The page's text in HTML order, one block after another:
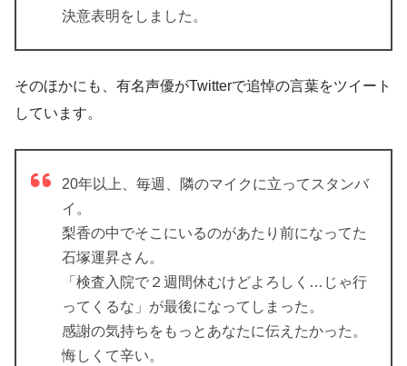
決意表明をしました。
そのほかにも、有名声優がTwitterで追悼の言葉をツイート
しています。
20年以上、毎週、隣のマイクに立ってスタンバ
イ。
梨香の中でそこにいるのがあたり前になってた
石塚運昇さん。
「検査入院で２週間休むけどよろしく…じゃ行
ってくるな」が最後になってしまった。
感謝の気持ちをもっとあなたに伝えたかった。
悔しくて辛い。